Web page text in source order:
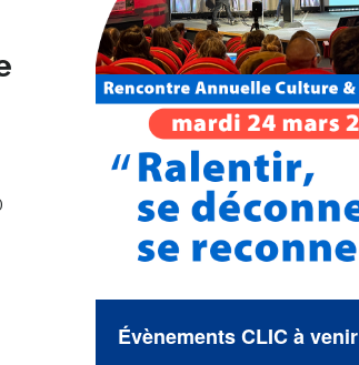
Évènements CLIC à venir